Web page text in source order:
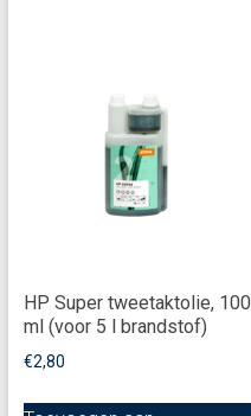
HP Super tweetaktolie, 100
ml (voor 5 l brandstof)
€2,80